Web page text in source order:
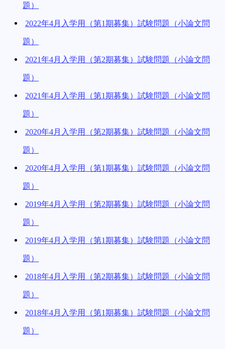
題）
2022年4月入学用（第1期募集）試験問題（小論文問
題）
2021年4月入学用（第2期募集）試験問題（小論文問
題）
2021年4月入学用（第1期募集）試験問題（小論文問
題）
2020年4月入学用（第2期募集）試験問題（小論文問
題）
2020年4月入学用（第1期募集）試験問題（小論文問
題）
2019年4月入学用（第2期募集）試験問題（小論文問
題）
2019年4月入学用（第1期募集）試験問題（小論文問
題）
2018年4月入学用（第2期募集）試験問題（小論文問
題）
2018年4月入学用（第1期募集）試験問題（小論文問
題）